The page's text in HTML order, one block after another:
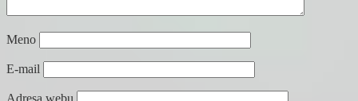
Meno
E-mail
Adresa webu